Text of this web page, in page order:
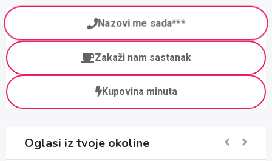
Nazovi me sada***
Zakaži nam sastanak
Kupovina minuta
Oglasi iz tvoje okoline